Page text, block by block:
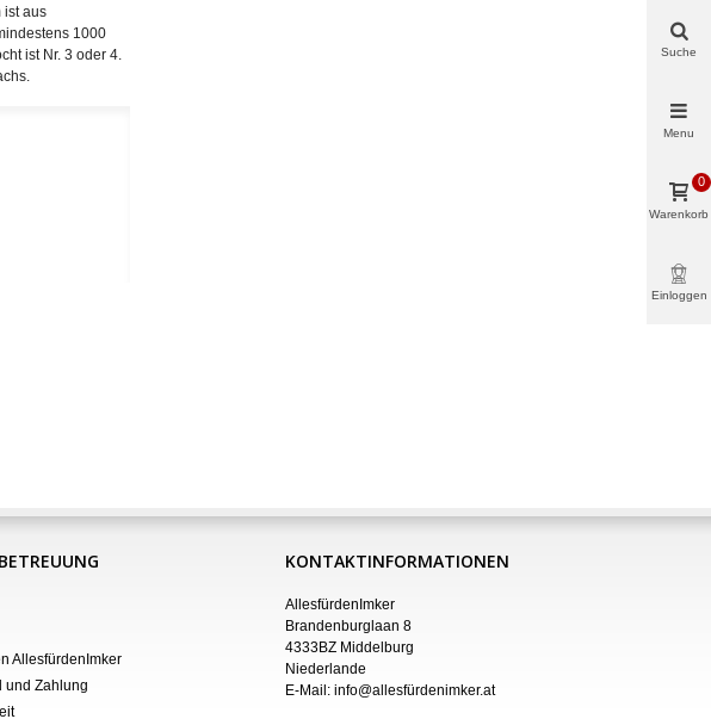
ist aus
1000
ist Nr. 3 oder 4.
AllesfürdenImker
und Zahlung
KONTAKTINFORMATIONEN
AllesfürdenImker
Brandenburglaan 8
4333BZ Middelburg
Niederlande
E-Mail: info@allesfürdenimker.at
Suche
Menu
Warenkorb
0
Einloggen